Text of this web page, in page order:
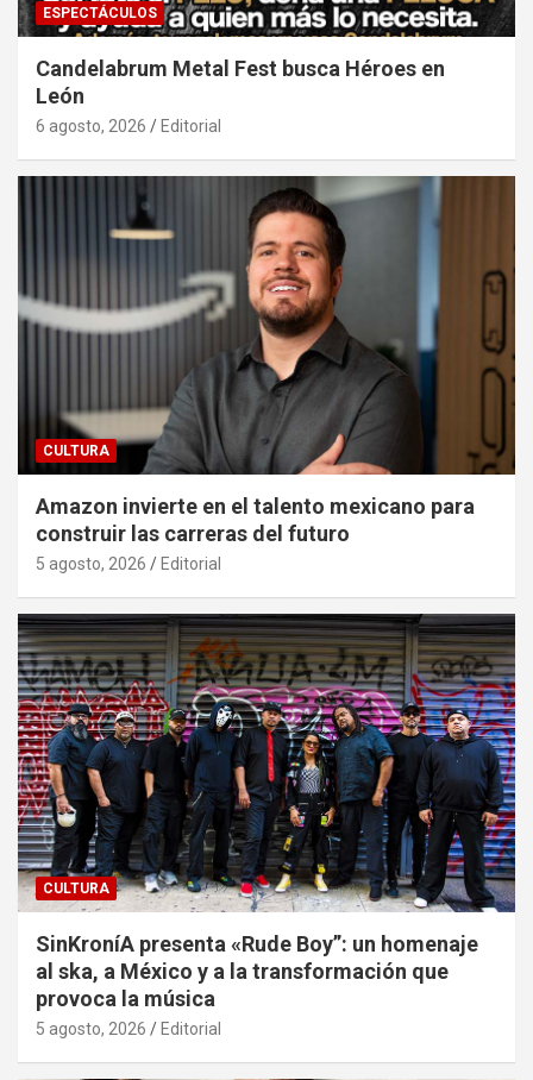
ESPECTÁCULOS
Candelabrum Metal Fest busca Héroes en
León
6 agosto, 2026 Editorial
CULTURA
Amazon invierte en el talento mexicano para
construir las carreras del futuro
5 agosto, 2026 Editorial
CULTURA
SinKroníA presenta «Rude Boy”: un homenaje
al ska, a México y a la transformación que
provoca la música
5 agosto, 2026 Editorial